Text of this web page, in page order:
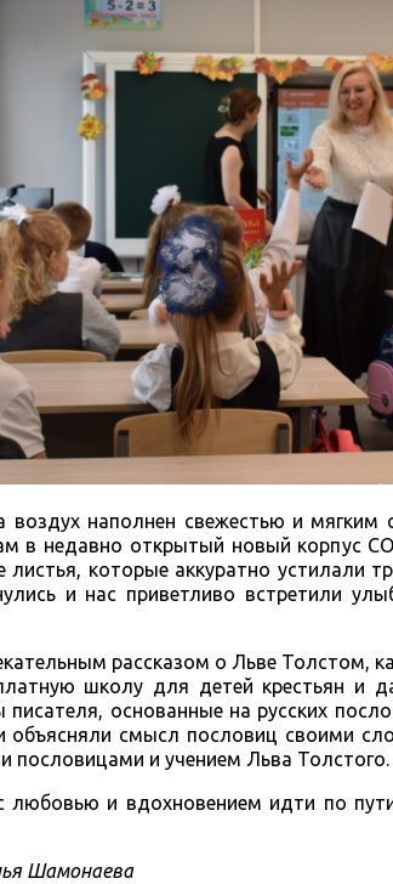
воздух наполнен свежестью и
в недавно открытый новый
которые аккуратно устилали
и нас приветливо встретили
рассказом о Льве Толстом,
школу для детей крестьян и
писателя, основанные на русских
объясняли смысл пословиц своими
пословицами и учением Льва Толстого.
любовью и вдохновением идти по
Шамонаева